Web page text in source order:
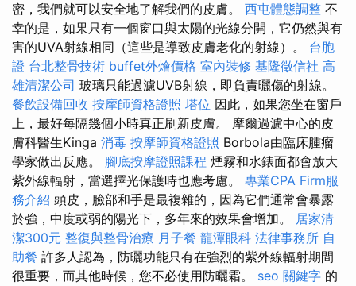
密，我們就可以安全地了解我們的皮膚。 西屯體態調整 不
幸的是，如果只有一個窗口與太陽的光線分開，它仍然與有
害的UVA射線相同（這些是導致皮膚老化的射線）。 台胞
證 台北整骨技術 buffet外燴價格 室內裝修 基隆徵信社 高
雄清潔公司 玻璃只能過濾UVB射線，即負責曬傷的射線。
餐飲設備回收 按摩師資格證照 塔位 因此，如果您坐在窗戶
上，最好每隔幾個小時真正刷新皮膚。 摩爾過濾中心的皮
膚科醫生Kinga 消毒 按摩師資格證照 Borbola由臨床腫瘤
學家做出反應。 腳底按摩證照課程 煙霧和水錶面都會放大
紫外線輻射，當選擇光保護時也應考慮。 專業CPA Firm服
務介紹 頭皮，臉部和手是最複雜的，因為它們通常會暴露
於強，中度或弱的陽光下，多年來的效果會增加。 居家清
潔300元 整復與整骨治療 月子餐 龍潭眼科 法律事務所 自
助餐 許多人認為，防曬功能只有在強烈的紫外線輻射期間
很重要，而其他時候，您不必使用防曬霜。 seo 關鍵字 的